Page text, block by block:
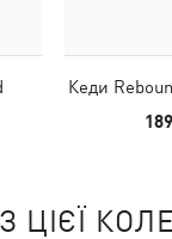
Кеди
ЦІЄЇ